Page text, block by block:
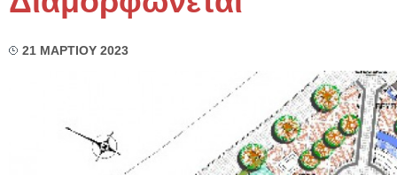
21 ΜΑΡΤΙΟΥ 2023